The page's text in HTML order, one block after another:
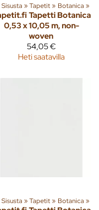
Sisusta ‪»Tapetit‪» Botanica ‪»
Tapetti Botanica
0,53 x 10,05 m, non-
woven
54,05 €
Heti saatavilla
Sisusta ‪»Tapetit‪» Botanica ‪»